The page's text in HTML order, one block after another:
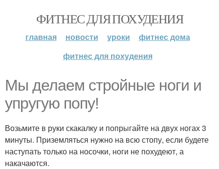
ФИТНЕС ДЛЯ ПОХУДЕНИЯ
главная новости уроки
фитнес дома
фитнес для похудения
Мы делаем стройные ноги и
упругую попу!
Возьмите в руки скакалку и попрыгайте на двух ногах 3
минуты. Приземляться нужно на всю стопу, если будете
наступать только на носочки, ноги не похудеют, а
накачаются.